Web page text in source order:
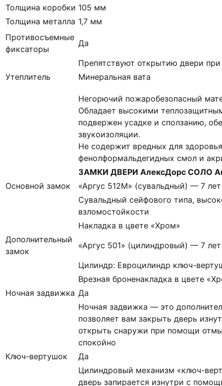
Толщина коробки 105 мм
Толщина металла 1,7 мм
Противосъемные
фиксаторы
Да
Препятствуют открытию двери при
Утеплитель
Минеральная вата
Негорючий пожаробезопасный
Обладает высокими
подвержен усадке и сползанию,
звукоизоляции.
Не содержит вредных для
фенолформальдегидных смол и
ЗАМКИ ДВЕРИ АлексДорс СОЛО
Основной замок
«Аргус 512М» (сувальдный) — 7 лет
Сувальдный сейфового типа,
взломостойкости
Накладка в цвете «Хром»
Дополнительный
замок
«Аргус 501» (цилиндровый) — 7 лет
Цилиндр: Евроцилиндр ключ-
Врезная броненакладка в цвете
Ночная задвижка Да
Ночная задвижка — это
позволяет вам закрыть дверь
открыть снаружи при помощи
спокойно
Ключ-вертушок
Да
Цилиндровый механизм «ключ-
дверь запирается изнутри с